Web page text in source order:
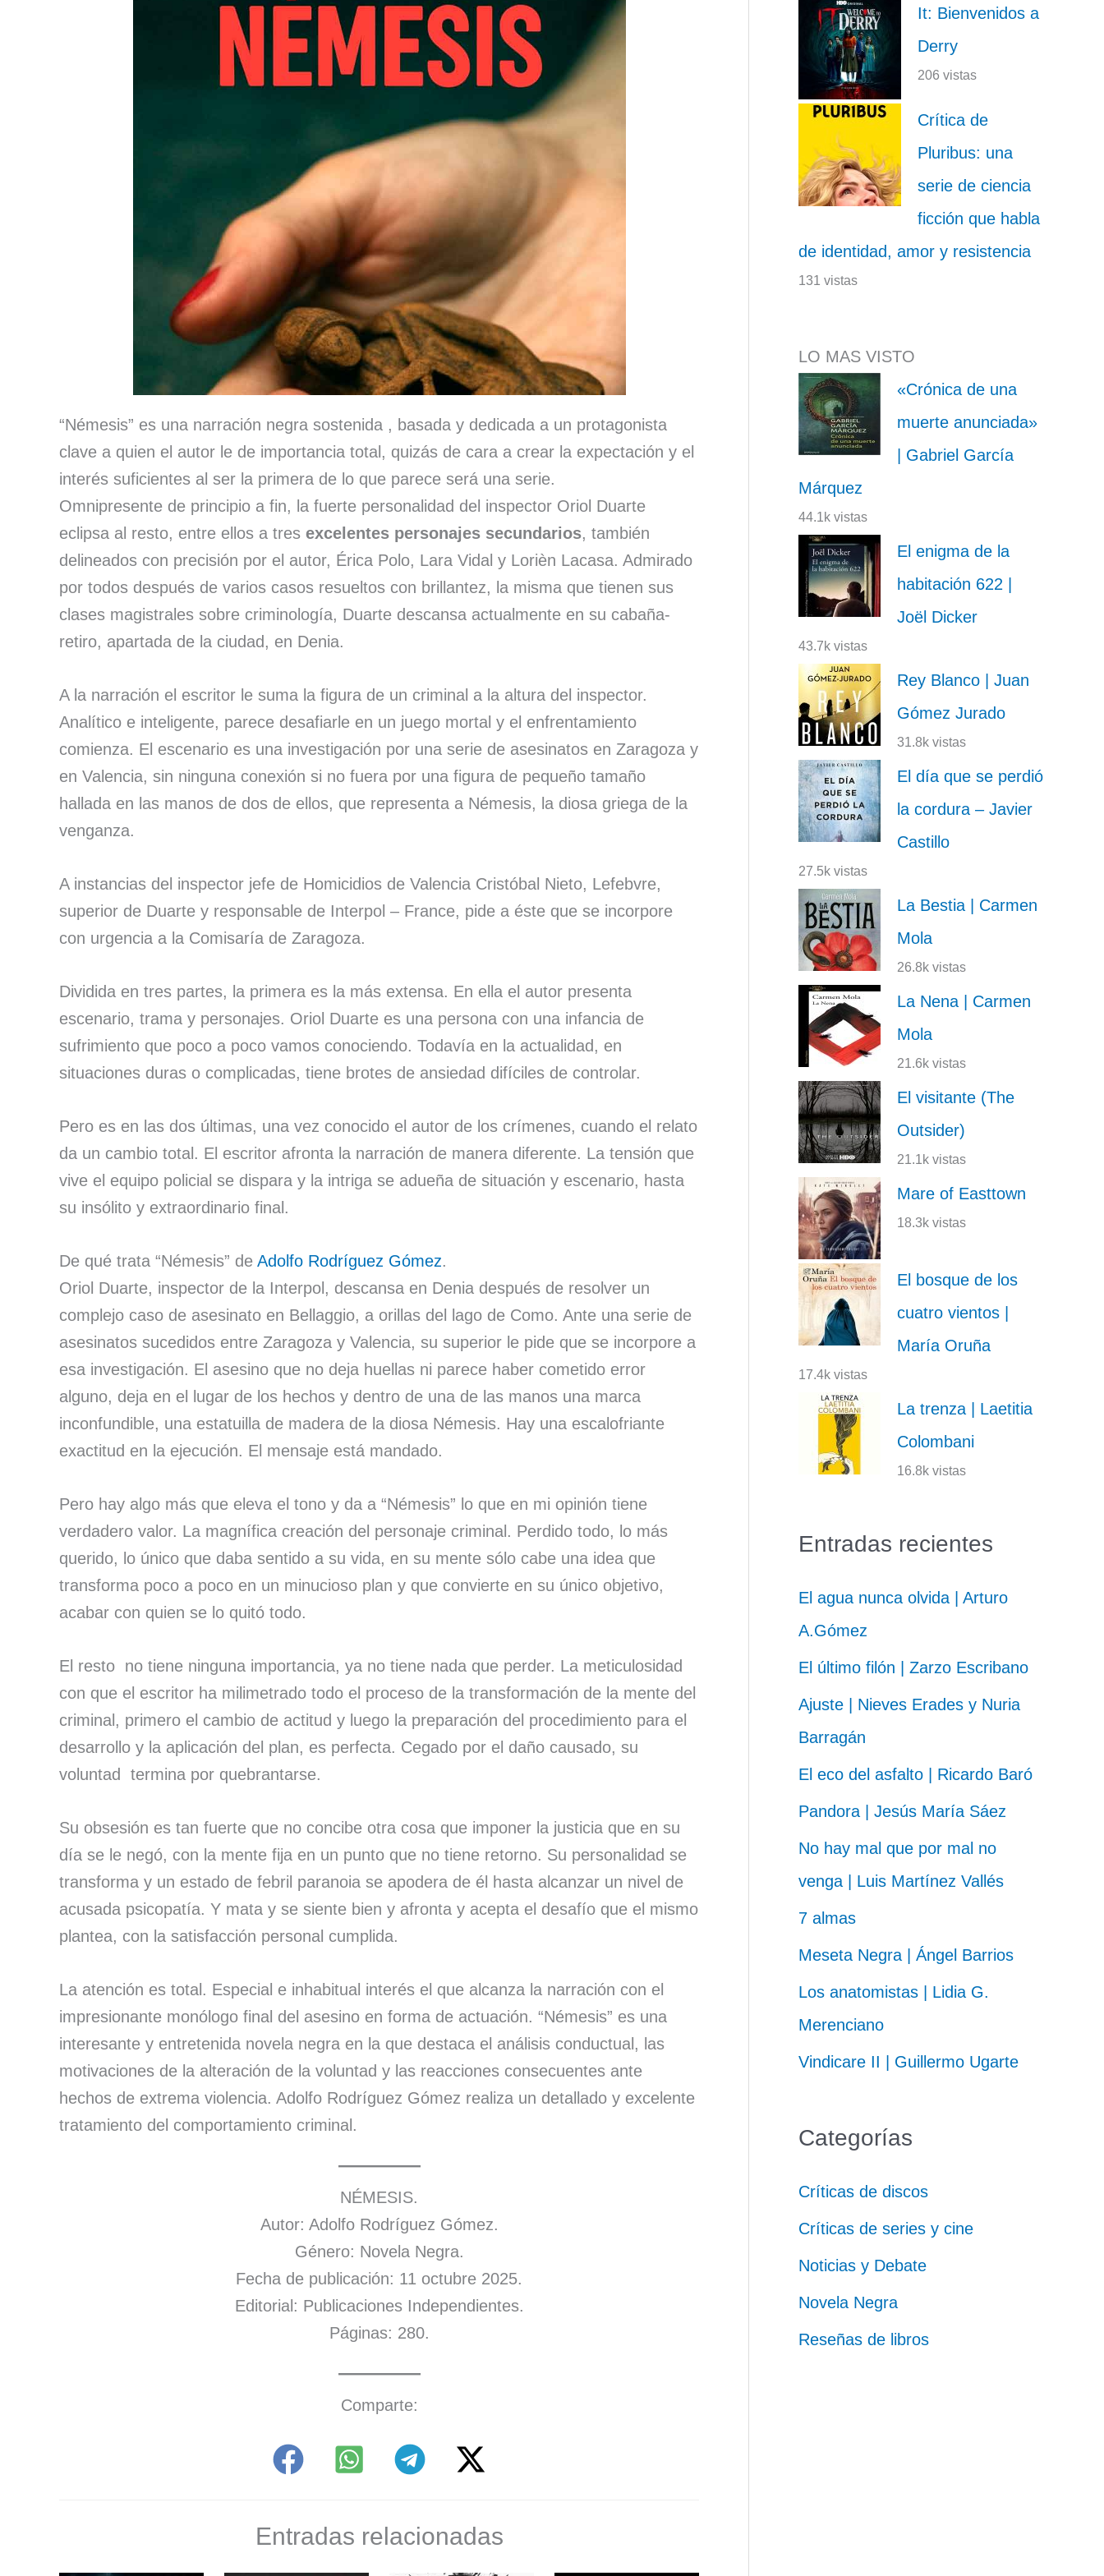
“Némesis” es una narración negra sostenida , basada y dedicada a un protagonista
clave a quien el autor le de importancia total, quizás de cara a crear la expectación y el
interés suficientes al ser la primera de lo que parece será una serie.
Omnipresente de principio a fin, la fuerte personalidad del inspector Oriol Duarte
eclipsa al resto, entre ellos a tres excelentes personajes secundarios, también
delineados con precisión por el autor, Érica Polo, Lara Vidal y Lorièn Lacasa. Admirado
por todos después de varios casos resueltos con brillantez, la misma que tienen sus
clases magistrales sobre criminología, Duarte descansa actualmente en su cabaña-
retiro, apartada de la ciudad, en Denia.
A la narración el escritor le suma la figura de un criminal a la altura del inspector.
Analítico e inteligente, parece desafiarle en un juego mortal y el enfrentamiento
comienza. El escenario es una investigación por una serie de asesinatos en Zaragoza y
en Valencia, sin ninguna conexión si no fuera por una figura de pequeño tamaño
hallada en las manos de dos de ellos, que representa a Némesis, la diosa griega de la
venganza.
A instancias del inspector jefe de Homicidios de Valencia Cristóbal Nieto, Lefebvre,
superior de Duarte y responsable de Interpol – France, pide a éste que se incorpore
con urgencia a la Comisaría de Zaragoza.
Dividida en tres partes, la primera es la más extensa. En ella el autor presenta
escenario, trama y personajes. Oriol Duarte es una persona con una infancia de
sufrimiento que poco a poco vamos conociendo. Todavía en la actualidad, en
situaciones duras o complicadas, tiene brotes de ansiedad difíciles de controlar.
Pero es en las dos últimas, una vez conocido el autor de los crímenes, cuando el relato
da un cambio total. El escritor afronta la narración de manera diferente. La tensión que
vive el equipo policial se dispara y la intriga se adueña de situación y escenario, hasta
su insólito y extraordinario final.
De qué trata “Némesis” de Adolfo Rodríguez Gómez.
Oriol Duarte, inspector de la Interpol, descansa en Denia después de resolver un
complejo caso de asesinato en Bellaggio, a orillas del lago de Como. Ante una serie de
asesinatos sucedidos entre Zaragoza y Valencia, su superior le pide que se incorpore a
esa investigación. El asesino que no deja huellas ni parece haber cometido error
alguno, deja en el lugar de los hechos y dentro de una de las manos una marca
inconfundible, una estatuilla de madera de la diosa Némesis. Hay una escalofriante
exactitud en la ejecución. El mensaje está mandado.
Pero hay algo más que eleva el tono y da a “Némesis” lo que en mi opinión tiene
verdadero valor. La magnífica creación del personaje criminal. Perdido todo, lo más
querido, lo único que daba sentido a su vida, en su mente sólo cabe una idea que
transforma poco a poco en un minucioso plan y que convierte en su único objetivo,
acabar con quien se lo quitó todo.
El resto no tiene ninguna importancia, ya no tiene nada que perder. La meticulosidad
con que el escritor ha milimetrado todo el proceso de la transformación de la mente del
criminal, primero el cambio de actitud y luego la preparación del procedimiento para el
desarrollo y la aplicación del plan, es perfecta. Cegado por el daño causado, su
voluntad termina por quebrantarse.
Su obsesión es tan fuerte que no concibe otra cosa que imponer la justicia que en su
día se le negó, con la mente fija en un punto que no tiene retorno. Su personalidad se
transforma y un estado de febril paranoia se apodera de él hasta alcanzar un nivel de
acusada psicopatía. Y mata y se siente bien y afronta y acepta el desafío que el mismo
plantea, con la satisfacción personal cumplida.
La atención es total. Especial e inhabitual interés el que alcanza la narración con el
impresionante monólogo final del asesino en forma de actuación. “Némesis” es una
interesante y entretenida novela negra en la que destaca el análisis conductual, las
motivaciones de la alteración de la voluntad y las reacciones consecuentes ante
hechos de extrema violencia. Adolfo Rodríguez Gómez realiza un detallado y excelente
tratamiento del comportamiento criminal.
NÉMESIS.
Autor: Adolfo Rodríguez Gómez.
Género: Novela Negra.
Fecha de publicación: 11 octubre 2025.
Editorial: Publicaciones Independientes.
Páginas: 280.
Comparte:
Entradas relacionadas
It: Bienvenidos a
Derry
206 vistas
Crítica de
Pluribus: una
serie de ciencia
ficción que habla
de identidad, amor y resistencia
131 vistas
LO MAS VISTO
«Crónica de una
muerte anunciada»
| Gabriel García
Márquez
44.1k vistas
El enigma de la
habitación 622 |
Joël Dicker
43.7k vistas
Rey Blanco | Juan
Gómez Jurado
31.8k vistas
El día que se perdió
la cordura – Javier
Castillo
27.5k vistas
La Bestia | Carmen
Mola
26.8k vistas
La Nena | Carmen
Mola
21.6k vistas
El visitante (The
Outsider)
21.1k vistas
Mare of Easttown
18.3k vistas
El bosque de los
cuatro vientos |
María Oruña
17.4k vistas
La trenza | Laetitia
Colombani
16.8k vistas
Entradas recientes
El agua nunca olvida | Arturo
A.Gómez
El último filón | Zarzo Escribano
Ajuste | Nieves Erades y Nuria
Barragán
El eco del asfalto | Ricardo Baró
Pandora | Jesús María Sáez
No hay mal que por mal no
venga | Luis Martínez Vallés
7 almas
Meseta Negra | Ángel Barrios
Los anatomistas | Lidia G.
Merenciano
Vindicare II | Guillermo Ugarte
Categorías
Críticas de discos
Críticas de series y cine
Noticias y Debate
Novela Negra
Reseñas de libros